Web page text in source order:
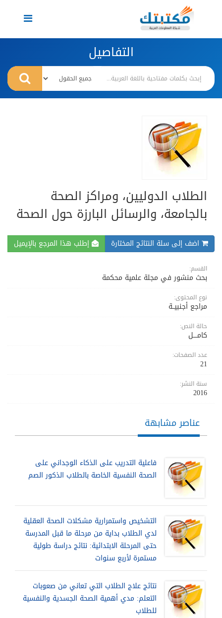
Toggle
navigation
التفاصيل
الطلاب الدوليين، ومراكز الصحة
بالجامعة، والرسائل البارزة حول الصحة
اضف إلى سلة النتائج المختارة إطلب هذا المرجع بالإيميل
القسم:
بحث منشور في مجلة علمية محكمة
نوع المحتوى:
مراجع أجنبيــة
حالة النص:
كامــــل
عدد الصفحات:
21
سنة النشر:
2016
عناصر مشابهة
فاعلية التدريب على الذكاء الوجداني على
الصحة النفسية الخاصة بالطلاب الذكور الصم
التشخيص واستمرارية مشكلات الصحة العقلية
لدي الطلاب بداية من مرحلة ما قبل المدرسة
حتى المرحلة الابتدائية: نتائج دراسة طولية
مستمرة لأربع سنوات
نتائج علاج الطلاب التي تعاني من صعوبات
التعلم: مدي أهمية الصحة الجسدية والنفسية
للطلاب